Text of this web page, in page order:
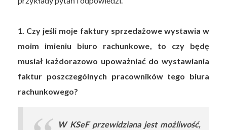
1. Czy jeśli moje faktury sprzedażowe wystawia w
moim imieniu biuro rachunkowe, to czy będę
musiał każdorazowo upoważniać do wystawiania
faktur poszczególnych pracowników tego biura
rachunkowego?
W KSeF przewidziana jest możliwość,